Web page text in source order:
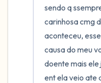
sendo q
carinhosa cmg
aconteceu,
causa do meu
doente mais
ent ela veio ate
2 – things you can
1 – thing you like
Take a deep